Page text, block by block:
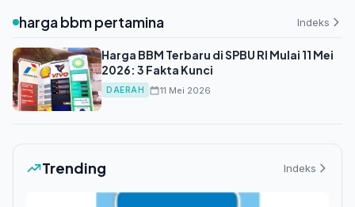
harga bbm pertamina Indeks
Harga BBM Terbaru di SPBU RI Mulai 11 Mei
2026: 3 Fakta Kunci
DAERAH 11 Mei 2026
Trending Indeks